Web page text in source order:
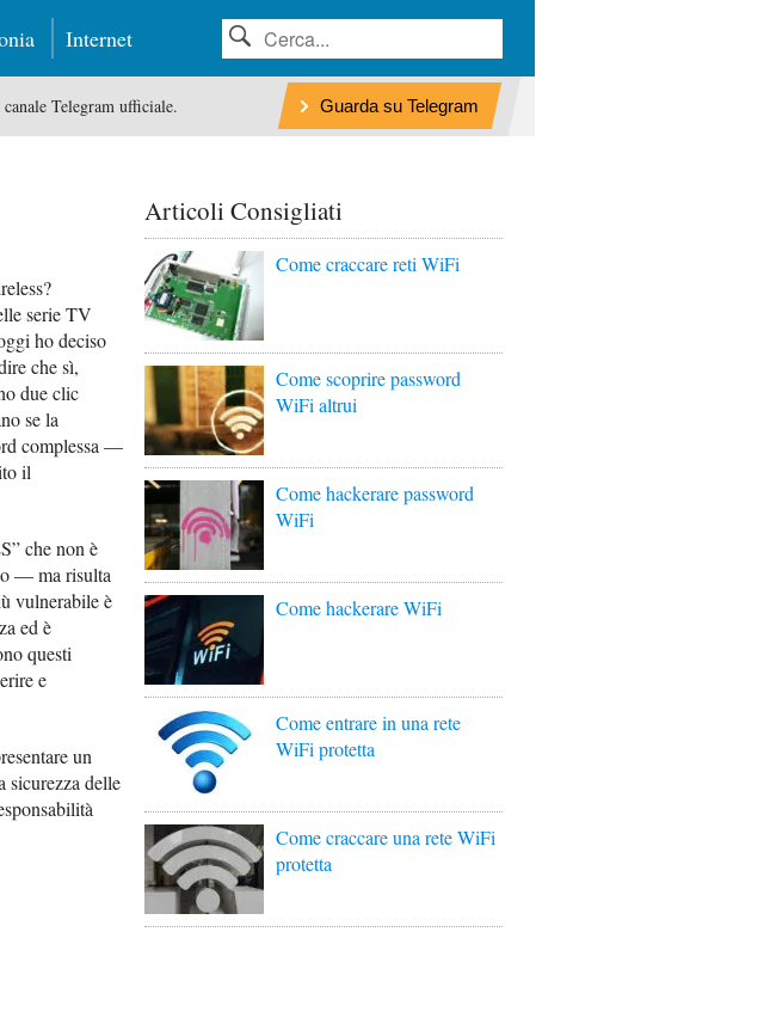
Internet
Telegram ufficiale. Guarda su Telegram
serie TV
ho deciso
che sì,
due clic
se la
complessa —
il
che non è
— ma risulta
vulnerabile è
ed è
questi
e
un
sicurezza delle
Articoli Consigliati
Come craccare reti WiFi
Come scoprire password
WiFi altrui
Come hackerare password
WiFi
Come hackerare WiFi
Come entrare in una rete
WiFi protetta
Come craccare una rete WiFi
protetta